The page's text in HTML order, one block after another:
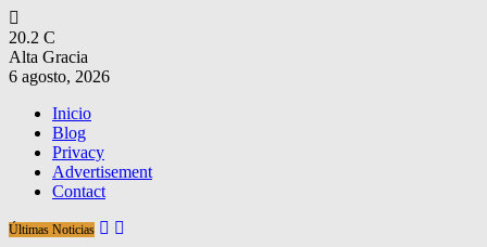
20.2 C
Alta Gracia
6 agosto, 2026
Inicio
Blog
Privacy
Advertisement
Contact
Últimas Noticias